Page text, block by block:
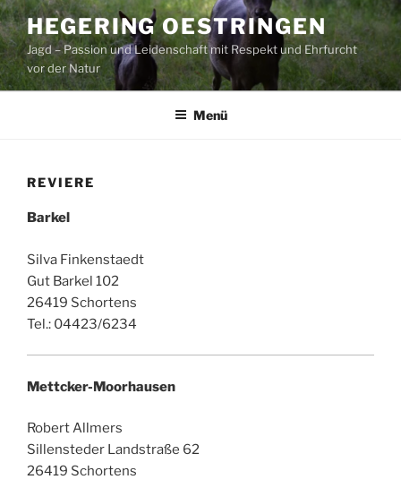
Zum
Inhalt
springen
HEGERING OESTRINGEN
Jagd – Passion und Leidenschaft mit Respekt und Ehrfurcht
vor der Natur
Menü
REVIERE
Barkel
Silva Finkenstaedt
Gut Barkel 102
26419 Schortens
Tel.: 04423/6234
Mettcker-Moorhausen
Robert Allmers
Sillensteder Landstraße 62
26419 Schortens